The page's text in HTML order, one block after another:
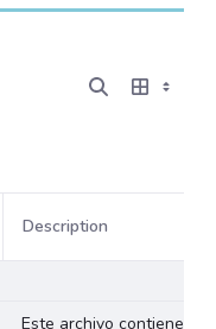
Description
Este archivo contiene